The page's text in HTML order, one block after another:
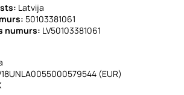
Latvija
50103381061
numurs: LV50103381061
(EUR)